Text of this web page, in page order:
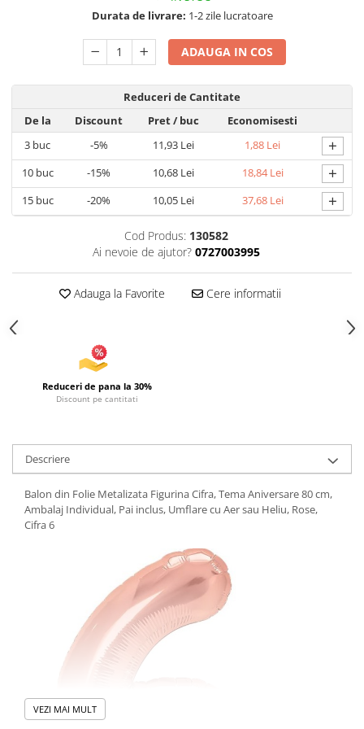
Articole pentru Gradina si Bricolaj
Articole pentru Iluminat
Corpuri de iluminat
Lampi de veghe
Transport şi Ridicat
Pelerine, Umbrele si Accesorii
Videoproiectoare
Durata de livrare: 1-2 zile lucratoare
ADAUGA IN COS
Reduceri de Cantitate
De la
Discount Pret/ buc
Economisesti
3 buc -5% 11,93 Lei 1,88 Lei +
10buc -15% 10,68 Lei 18,84 Lei +
15buc -20% 10,05 Lei 37,68 Lei +
Cod Produs: 130582
Ai nevoie de ajutor? 0727003995
Adauga la Favorite Cere informatii
Reduceri de pana la 30%
Discount pe cantitati
Descriere
Balon din Folie Metalizata Figurina Cifra, Tema Aniversare 80 cm,
Ambalaj Individual, Pai inclus, Umflare cu Aer sau Heliu, Rose,
Cifra 6
VEZI MAI MULT